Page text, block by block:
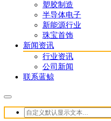
塑胶制造
半导体电子
新能源行业
珠宝首饰
新闻资讯
行业资讯
公司新闻
联系蓝鲸